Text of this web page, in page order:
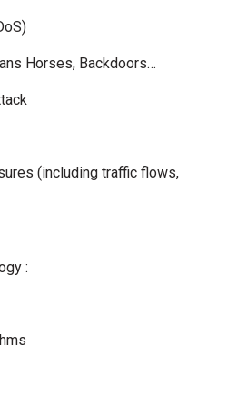
Horses, Backdoors…
(including traffic flows,
: